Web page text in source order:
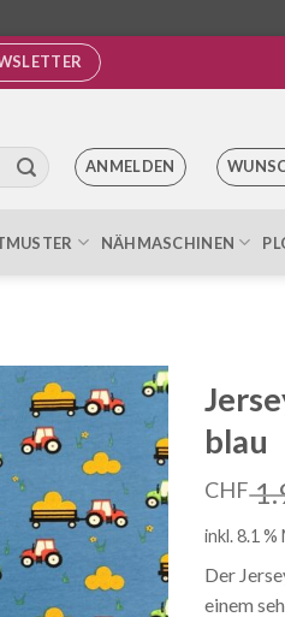
ANMELDEN
NÄHMASCHINEN
Auf die
Wunschliste
blau
CHF
inkl. 8.1 %
Der
einem